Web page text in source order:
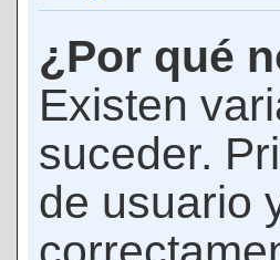
¿Por qué
Existen
suceder.
de usuario